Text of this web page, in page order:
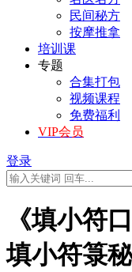
民间秘方
按摩推拿
培训课
专题
合集打包
视频课程
免费福利
VIP会员
登录
《填小符
填小符箓